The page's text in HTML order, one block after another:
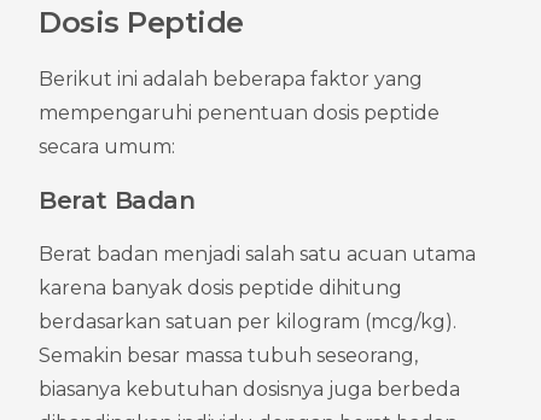
Dosis Peptide
Berikut ini adalah beberapa faktor yang
mempengaruhi penentuan dosis peptide
secara umum:
Berat Badan
Berat badan menjadi salah satu acuan utama
karena banyak dosis peptide dihitung
berdasarkan satuan per kilogram (mcg/kg).
Semakin besar massa tubuh seseorang,
biasanya kebutuhan dosisnya juga berbeda